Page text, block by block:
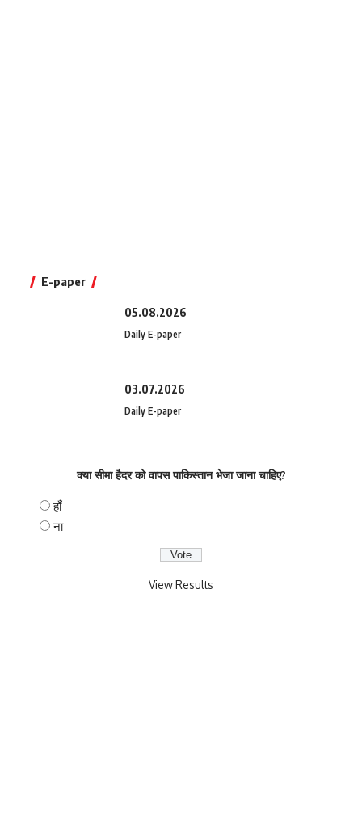
E-paper
05.08.2026
Daily E-paper
03.07.2026
Daily E-paper
क्या सीमा हैदर को वापस पाकिस्तान भेजा जाना चाहिए?
हाँ
ना
View Results